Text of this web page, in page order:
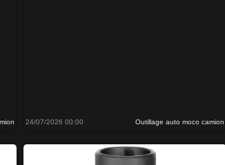
24/07/2026 00:00 Outillage auto moco camion